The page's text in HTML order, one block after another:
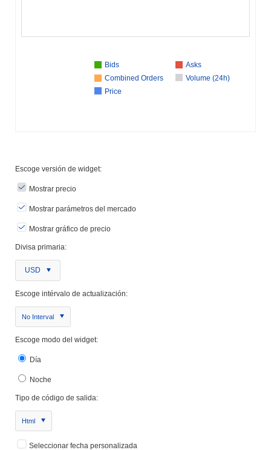
Bids
Asks
Combined Orders
Volume (24h)
Price
Escoge versión de widget:
Mostrar precio
Mostrar parámetros del mercado
Mostrar gráfico de precio
Divisa primaria:
USD
Escoge intérvalo de actualización:
No Interval
Escoge modo del widget:
Día
Noche
Tipo de código de salida:
Html
Seleccionar fecha personalizada